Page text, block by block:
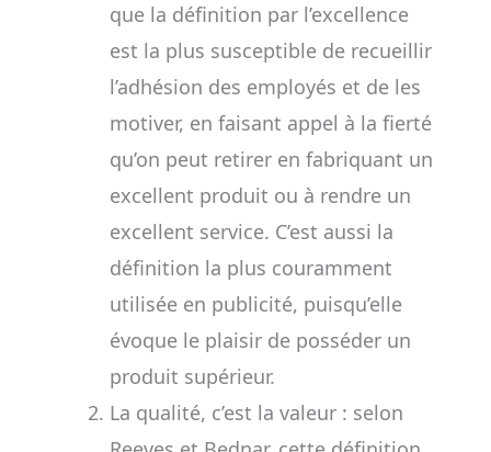
que la définition par l’excellence
est la plus susceptible de recueillir
l’adhésion des employés et de les
motiver, en faisant appel à la fierté
qu’on peut retirer en fabriquant un
excellent produit ou à rendre un
excellent service. C’est aussi la
définition la plus couramment
utilisée en publicité, puisqu’elle
évoque le plaisir de posséder un
produit supérieur.
La qualité, c’est la valeur : selon